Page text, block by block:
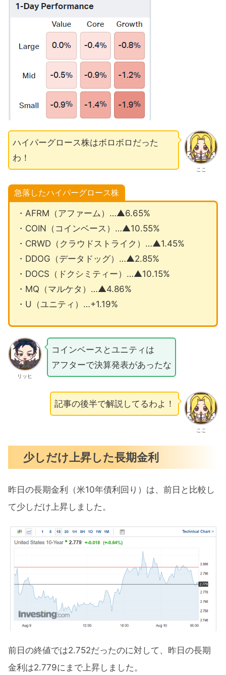
ここ
ハイパーグロース株はボロボロだった
わ！
急落したハイパーグロース株
・AFRM（アファーム）…▲6.65%
・COIN（コインベース）…▲10.55%
・CRWD（クラウドストライク）…▲1.45%
・DDOG（データドッグ）…▲2.85%
・DOCS（ドクシミティー）…▲10.15%
・MQ（マルケタ）…▲4.86%
・U（ユニティ）…+1.19%
リッヒ
コインベースとユニティは
アフターで決算発表があったな
ここ
記事の後半で解説してるわよ！
少しだけ上昇した長期金利
昨日の長期金利（米10年債利回り）は、前日と比較し
て少しだけ上昇しました。
前日の終値では2.752だったのに対して、昨日の長期
金利は2.779にまで上昇しました。